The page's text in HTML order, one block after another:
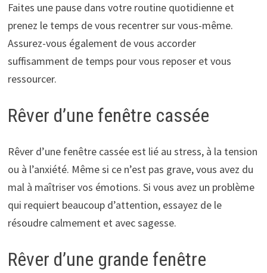
Faites une pause dans votre routine quotidienne et
prenez le temps de vous recentrer sur vous-même.
Assurez-vous également de vous accorder
suffisamment de temps pour vous reposer et vous
ressourcer.
Rêver d’une fenêtre cassée
Rêver d’une fenêtre cassée est lié au stress, à la tension
ou à l’anxiété. Même si ce n’est pas grave, vous avez du
mal à maîtriser vos émotions. Si vous avez un problème
qui requiert beaucoup d’attention, essayez de le
résoudre calmement et avec sagesse.
Rêver d’une grande fenêtre